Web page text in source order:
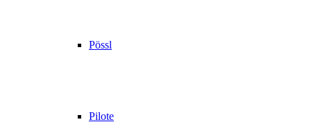
Pössl
Pilote